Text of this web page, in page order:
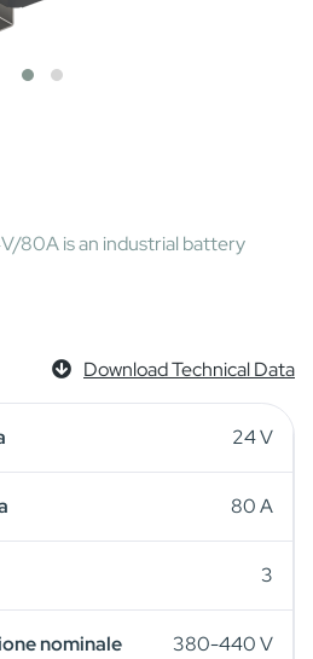
80A is an industrial battery
Download Technical Data
24 V
80 A
3
nominale 380-440 V